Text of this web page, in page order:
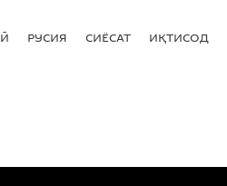
РУСИЯ СИЁСАТ ИҚТИСОД